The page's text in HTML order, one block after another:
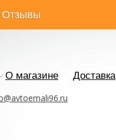
Отзывы
О магазине Доставка